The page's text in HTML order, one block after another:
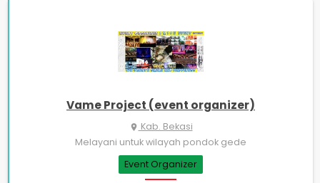
Vame Project (event organizer)
place Kab. Bekasi
Melayani untuk wilayah pondok gede
Event Organizer